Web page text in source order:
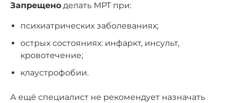
Запрещено делать МРТ при:
психиатрических заболеваниях;
острых состояниях: инфаркт, инсульт,
кровотечение;
клаустрофобии.
А ещё специалист не рекомендует назначать